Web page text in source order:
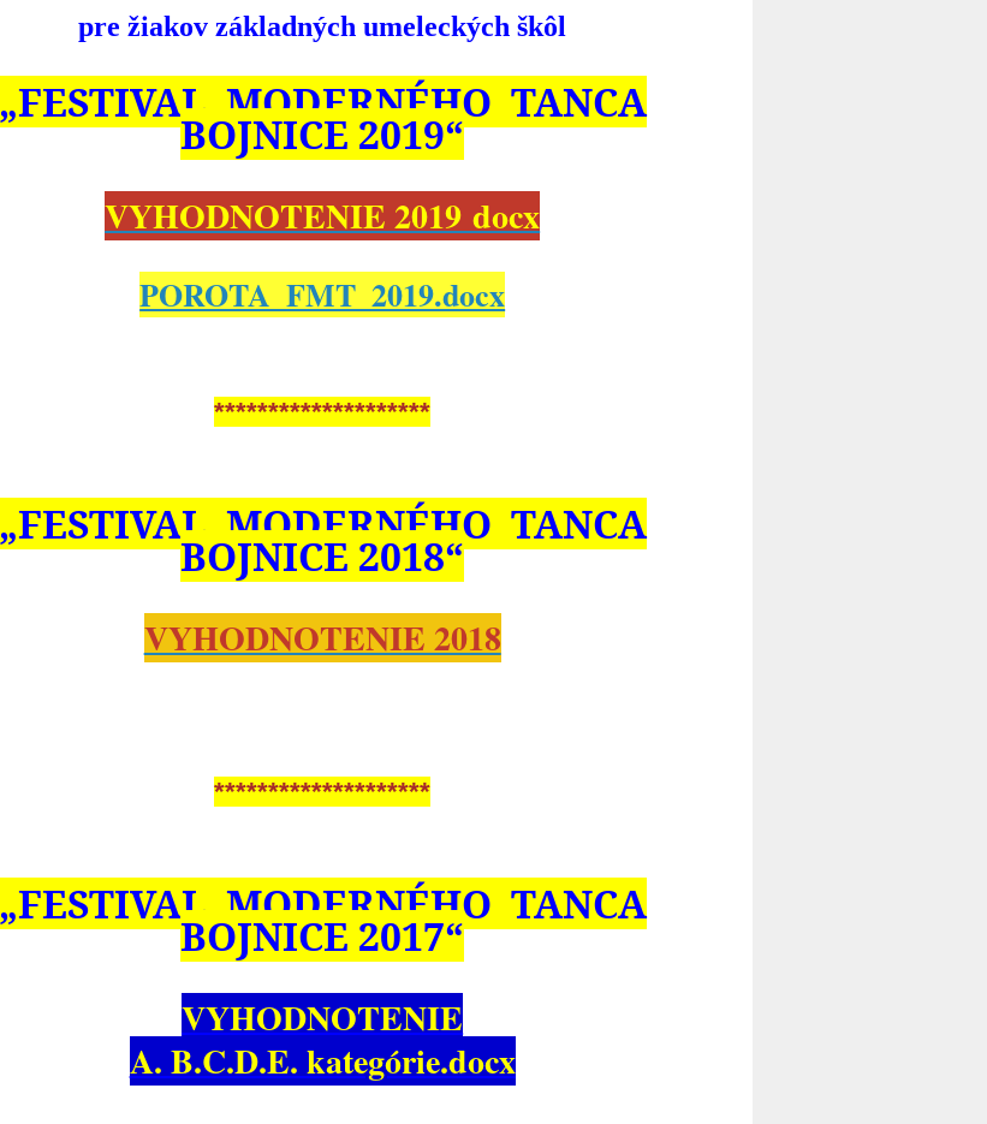
pre žiakov základných umeleckých škôl
„FESTIVAL MODERNÉHO TANCA
BOJNICE 2019“
VYHODNOTENIE 2019 docx
POROTA_FMT_2019.docx
********************
„FESTIVAL MODERNÉHO TANCA
BOJNICE 2018“
VYHODNOTENIE 2018
********************
„FESTIVAL MODERNÉHO TANCA
BOJNICE 2017“
VYHODNOTENIE
A. B.C.D.E. kategórie.docx